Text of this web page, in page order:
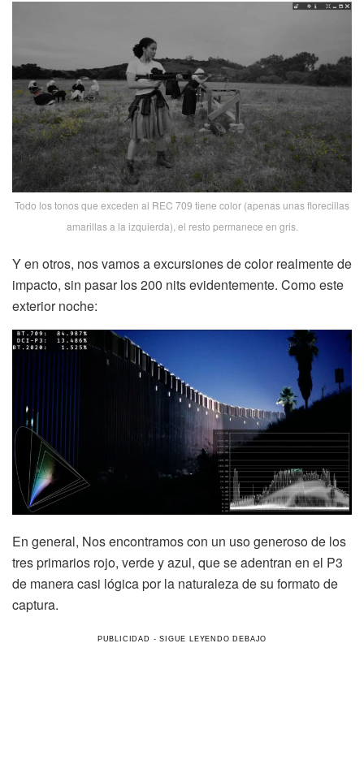
Todo los tonos que exceden al REC 709 tiene color (apenas unas florecillas
amarillas a la izquierda), el resto permanece en gris.
Y en otros, nos vamos a excursiones de color realmente de
impacto, sin pasar los 200 nits evidentemente. Como este
exterior noche:
En general, Nos encontramos con un uso generoso de los
tres primarios rojo, verde y azul, que se adentran en el P3
de manera casi lógica por la naturaleza de su formato de
captura.